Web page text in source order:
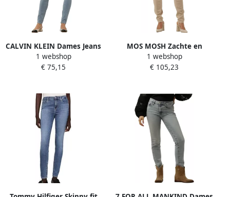
CALVIN KLEIN Dames Jeans
High Rise Skinny Blauw
1 webshop
€ 75,15
MOS MOSH Zachte en
Simpele Mmnelly Rosemany
Broek Beige Dames
1 webshop
€ 105,23